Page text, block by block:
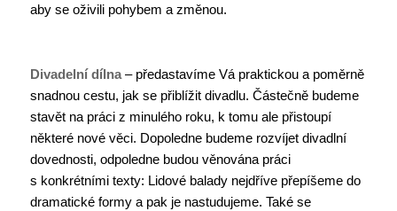
aby se oživili pohybem a změnou.
Divadelní dílna – předastavíme Vá praktickou a poměrně
snadnou cestu, jak se přiblížit divadlu. Částečně budeme
stavět na práci z minulého roku, k tomu ale přistoupí
některé nové věci. Dopoledne budeme rozvíjet divadlní
dovednosti, odpoledne budou věnována práci
s konkrétními texty: Lidové balady nejdříve přepíšeme do
dramatické formy a pak je nastudujeme. Také se